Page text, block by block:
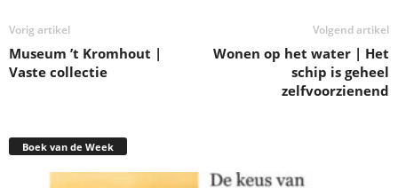
Vorig artikel
Museum ’t Kromhout |
Vaste collectie
Volgend artikel
Wonen op het water | Het
schip is geheel
zelfvoorzienend
Boek van de Week